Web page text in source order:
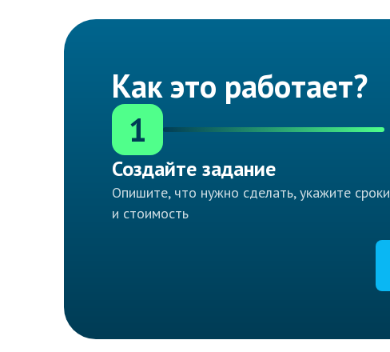
Как это работает?
1
Создайте задание
Опишите, что нужно сделать, укажите сроки
и стоимость